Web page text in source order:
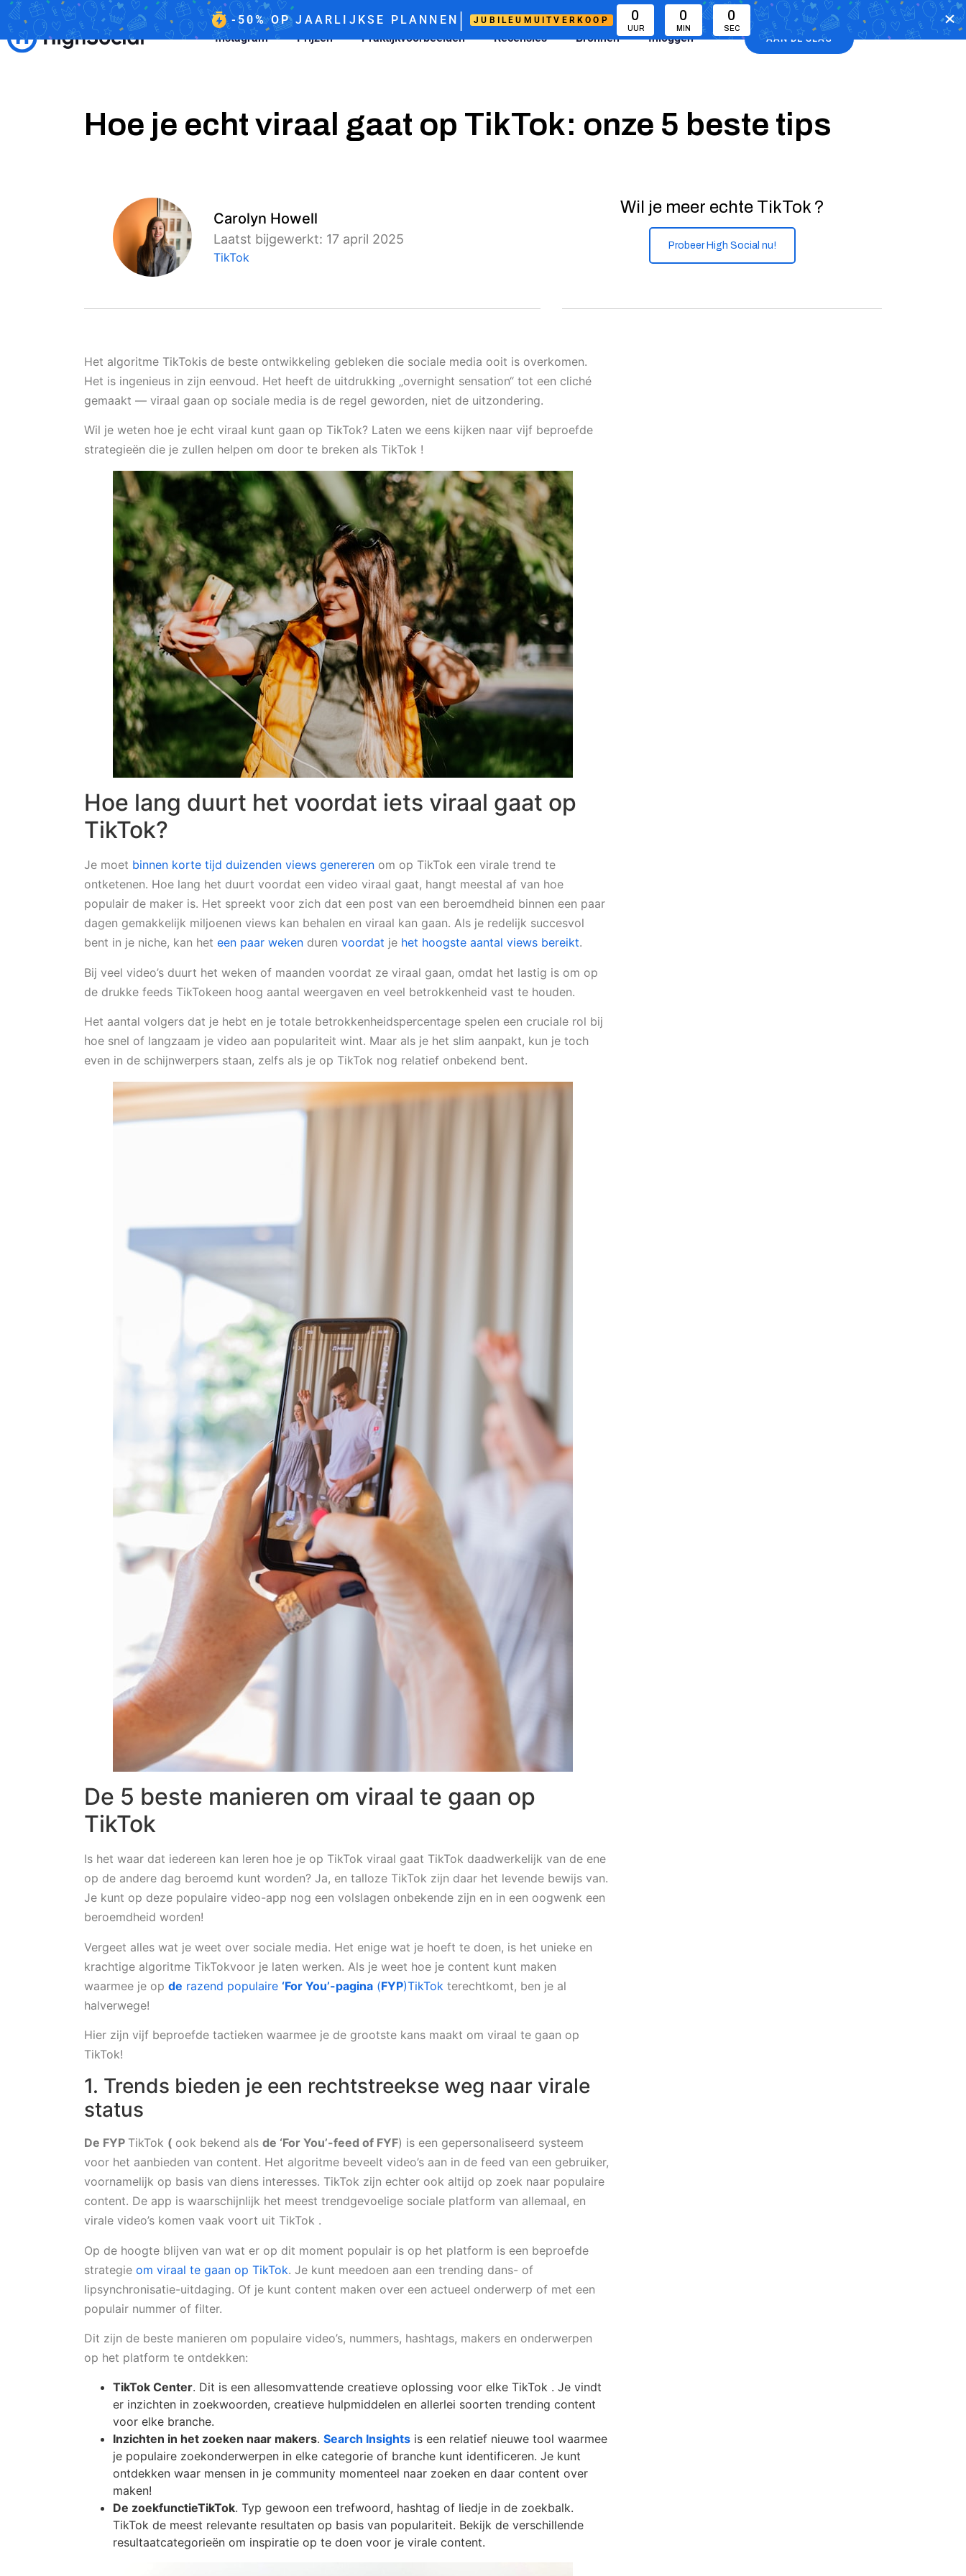
-50%OPJAARLIJKSE PLANNEN | JUBILEUMUITVERKOOP 0
UUR
0
MIN
0
SEC
Instagram Prijzen Praktijkvoorbeelden Recensies Bronnen Inloggen AAN DE SLAG
Hoe je echt viraal gaat op TikTok: onze 5 beste tips
Carolyn Howell
Laatst bijgewerkt: 17 april 2025
TikTok
Wil je meer echte TikTok ?
Probeer High Social nu!
Het algoritme TikTokis de beste ontwikkeling gebleken die sociale media ooit is overkomen.
Het is ingenieus in zijn eenvoud. Het heeft de uitdrukking „overnight sensation“ tot een cliché
gemaakt — viraal gaan op sociale media is de regel geworden, niet de uitzondering.
Wil je weten hoe je echt viraal kunt gaan op TikTok? Laten we eens kijken naar vijf beproefde
strategieën die je zullen helpen om door te breken als TikTok !
Hoe lang duurt het voordat iets viraal gaat op
TikTok?
Je moet binnen korte tijd duizenden views genereren om op TikTok een virale trend te
ontketenen. Hoe lang het duurt voordat een video viraal gaat, hangt meestal af van hoe
populair de maker is. Het spreekt voor zich dat een post van een beroemdheid binnen een paar
dagen gemakkelijk miljoenen views kan behalen en viraal kan gaan. Als je redelijk succesvol
bent in je niche, kan het een paar weken duren voordat je het hoogste aantal views bereikt.
Bij veel video’s duurt het weken of maanden voordat ze viraal gaan, omdat het lastig is om op
de drukke feeds TikTokeen hoog aantal weergaven en veel betrokkenheid vast te houden.
Het aantal volgers dat je hebt en je totale betrokkenheidspercentage spelen een cruciale rol bij
hoe snel of langzaam je video aan populariteit wint. Maar als je het slim aanpakt, kun je toch
even in de schijnwerpers staan, zelfs als je op TikTok nog relatief onbekend bent.
De 5 beste manieren om viraal te gaan op
TikTok
Is het waar dat iedereen kan leren hoe je op TikTok viraal gaat TikTok daadwerkelijk van de ene
op de andere dag beroemd kunt worden? Ja, en talloze TikTok zijn daar het levende bewijs van.
Je kunt op deze populaire video-app nog een volslagen onbekende zijn en in een oogwenk een
beroemdheid worden!
Vergeet alles wat je weet over sociale media. Het enige wat je hoeft te doen, is het unieke en
krachtige algoritme TikTokvoor je laten werken. Als je weet hoe je content kunt maken
waarmee je op de razend populaire ‘For You’-pagina (FYP)TikTok terechtkomt, ben je al
halverwege!
Hier zijn vijf beproefde tactieken waarmee je de grootste kans maakt om viraal te gaan op
TikTok!
1. Trends bieden je een rechtstreekse weg naar virale
status
De FYP TikTok ( ook bekend als de ‘For You’-feed of FYF) is een gepersonaliseerd systeem
voor het aanbieden van content. Het algoritme beveelt video’s aan in de feed van een gebruiker,
voornamelijk op basis van diens interesses. TikTok zijn echter ook altijd op zoek naar populaire
content. De app is waarschijnlijk het meest trendgevoelige sociale platform van allemaal, en
virale video’s komen vaak voort uit TikTok .
Op de hoogte blijven van wat er op dit moment populair is op het platform is een beproefde
strategie om viraal te gaan op TikTok. Je kunt meedoen aan een trending dans- of
lipsynchronisatie-uitdaging. Of je kunt content maken over een actueel onderwerp of met een
populair nummer of filter.
Dit zijn de beste manieren om populaire video’s, nummers, hashtags, makers en onderwerpen
op het platform te ontdekken:
TikTok Center. Dit is een allesomvattende creatieve oplossing voor elke TikTok . Je vindt
er inzichten in zoekwoorden, creatieve hulpmiddelen en allerlei soorten trending content
voor elke branche.
Inzichten in het zoeken naar makers. Search Insights is een relatief nieuwe tool waarmee
je populaire zoekonderwerpen in elke categorie of branche kunt identificeren. Je kunt
ontdekken waar mensen in je community momenteel naar zoeken en daar content over
maken!
De zoekfunctieTikTok. Typ gewoon een trefwoord, hashtag of liedje in de zoekbalk.
TikTok de meest relevante resultaten op basis van populariteit. Bekijk de verschillende
resultaatcategorieën om inspiratie op te doen voor je virale content.